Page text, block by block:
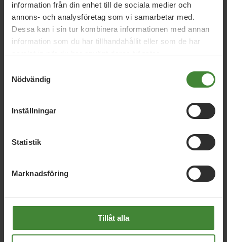
information från din enhet till de sociala medier och
annons- och analysföretag som vi samarbetar med.
Dessa kan i sin tur kombinera informationen med annan
information som du har tillhandahållit eller som de har
Nödvändig
Inställningar
Statistik
Marknadsföring
Tillåt alla
Uppsala län, 18 juni 2026
Debatt: Tillfälliga rabatter räcker inte –
Insändare: Tonårsutvisningarna måste